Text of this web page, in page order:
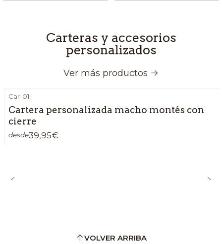
Carteras y accesorios
personalizados
Ver más productos
Car-01 |
Cartera personalizada macho montés con
cierre
desde39,95€
VOLVER ARRIBA